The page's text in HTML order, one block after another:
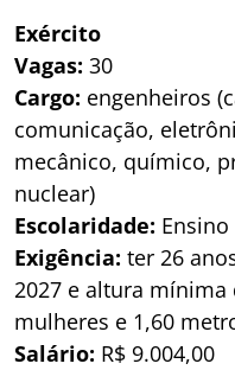
Exército
Vagas: 30
Cargo: engenheiros
comunicação,
mecânico, químico,
nuclear)
Escolaridade:
Exigência: ter 26
2027 e altura mínima
mulheres e 1,60
Salário: R$ 9.004,00